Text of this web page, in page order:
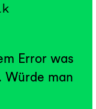
Error was
Würde man